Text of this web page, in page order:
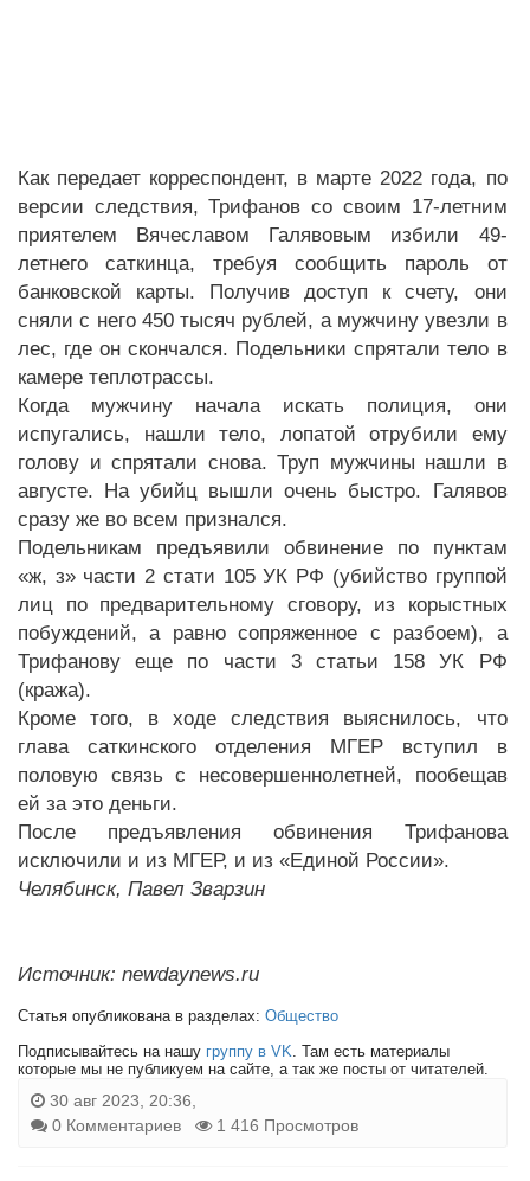
Как передает корреспондент, в марте 2022 года, по
версии следствия, Трифанов со своим 17-летним
приятелем Вячеславом Галявовым избили 49-
летнего саткинца, требуя сообщить пароль от
банковской карты. Получив доступ к счету, они
сняли с него 450 тысяч рублей, а мужчину увезли в
лес, где он скончался. Подельники спрятали тело в
камере теплотрассы.
Когда мужчину начала искать полиция, они
испугались, нашли тело, лопатой отрубили ему
голову и спрятали снова. Труп мужчины нашли в
августе. На убийц вышли очень быстро. Галявов
сразу же во всем признался.
Подельникам предъявили обвинение по пунктам
«ж, з» части 2 стати 105 УК РФ (убийство группой
лиц по предварительному сговору, из корыстных
побуждений, а равно сопряженное с разбоем), а
Трифанову еще по части 3 статьи 158 УК РФ
(кража).
Кроме того, в ходе следствия выяснилось, что
глава саткинского отделения МГЕР вступил в
половую связь с несовершеннолетней, пообещав
ей за это деньги.
После предъявления обвинения Трифанова
исключили и из МГЕР, и из «Единой России».
Челябинск, Павел Зварзин
Источник: newdaynews.ru
Статья опубликована в разделах: Общество
Подписывайтесь на нашу группу в VK . Там есть материалы
которые мы не публикуем на сайте, а так же посты от читателей.
30 авг 2023, 20:36,
0 Комментариев
1 416 Просмотров